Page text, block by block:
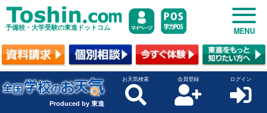
予備校・大学受験の東進ドットコム MENU
Produced by 東進
お天気検索 会員登録 ログイン